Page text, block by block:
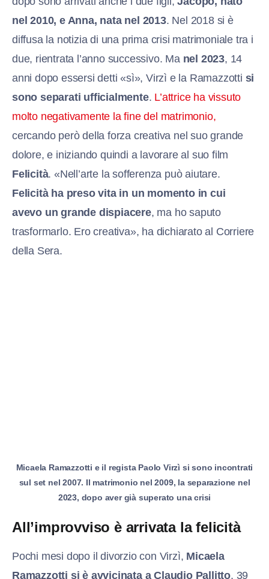
nel 2010, e Anna, nata nel 2013. Nel 2018 si è
diffusa la notizia di una prima crisi matrimoniale tra i
due, rientrata l’anno successivo. Ma nel 2023, 14
anni dopo essersi detti «sì», Virzì e la Ramazzotti si
sono separati ufficialmente. L’attrice ha vissuto
molto negativamente la fine del matrimonio,
cercando però della forza creativa nel suo grande
dolore, e iniziando quindi a lavorare al suo film
Felicità. «Nell’arte la sofferenza può aiutare.
Felicità ha preso vita in un momento in cui
avevo un grande dispiacere, ma ho saputo
trasformarlo. Ero creativa», ha dichiarato al Corriere
della Sera.
Micaela Ramazzotti e il regista Paolo Virzì si sono incontrati
sul set nel 2007. Il matrimonio nel 2009, la separazione nel
2023, dopo aver già superato una crisi
All’improvviso è arrivata la felicità
Pochi mesi dopo il divorzio con Virzì, Micaela
Ramazzotti si è avvicinata a Claudio Pallitto, 39